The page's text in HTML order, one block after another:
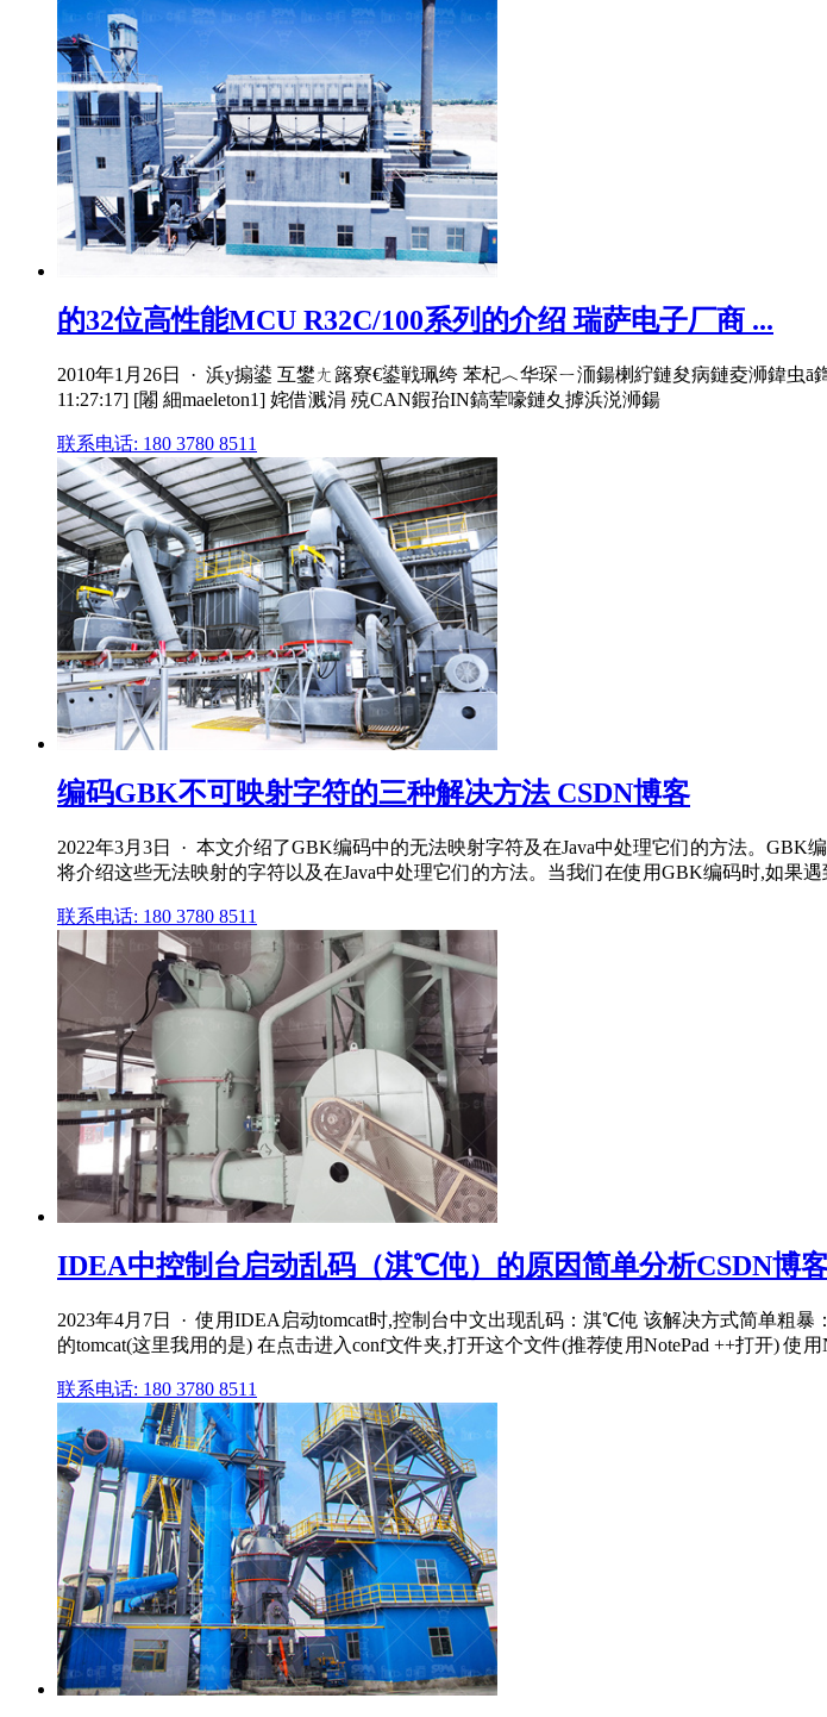
的32位高性能MCU R32C/100系列的介绍 瑞萨电子厂商 ...
2010年1月26日 · 浜у搧鍙 互鐢ㄤ簬寮€鍙戦珮绔 苯杞︿华琛ㄧ洏鍚楋紵鏈夋病鏈夌浉鍏虫
11:27:17] [闂 細maeleton1] 姹借溅涓 殑CAN鍜孡IN鎬荤嚎鏈夊摢浜涚浉鍚
联系电话: 180 3780 8511
编码GBK不可映射字符的三种解决方法 CSDN博客
2022年3月3日 · 本文介绍了GBK编码中的无法映射字符及在Java中处理它们的方法。
将介绍这些无法映射的字符以及在Java中处理它们的方法。当我们在使用GBK编码时,如果
联系电话: 180 3780 8511
IDEA中控制台启动乱码（淇℃伅）的原因简单分析CSDN博
2023年4月7日 · 使用IDEA启动tomcat时,控制台中文出现乱码：淇℃伅 该解决方式简单粗暴
的tomcat(这里我用的是) 在点击进入conf文件夹,打开这个文件(推荐使用NotePad ++打开) 使用
联系电话: 180 3780 8511